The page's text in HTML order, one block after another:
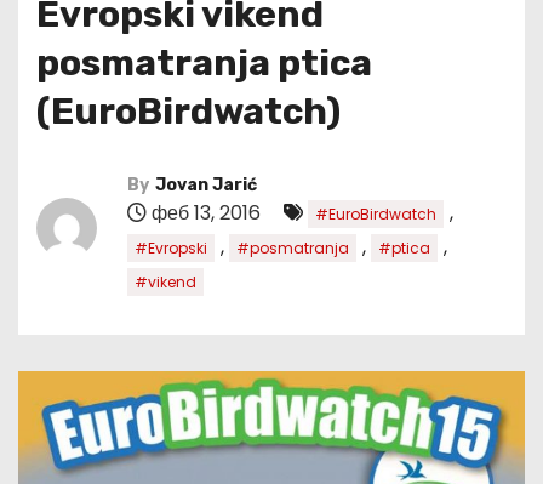
Evropski vikend
posmatranja ptica
(EuroBirdwatch)
By Jovan Jarić
феб 13, 2016 #EuroBirdwatch ,
#Evropski , #posmatranja , #ptica ,
#vikend